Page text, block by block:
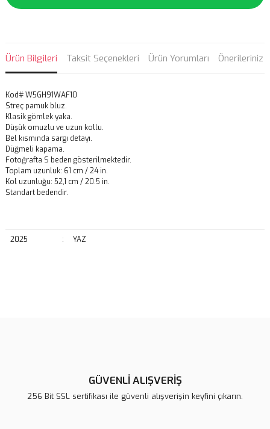
Ürün Bilgileri Taksit Seçenekleri Ürün Yorumları Önerileriniz
Kod# W5GH91WAF10
Streç pamuk bluz.
Klasik gömlek yaka.
Düşük omuzlu ve uzun kollu.
Bel kısmında sargı detayı.
Düğmeli kapama.
Fotoğrafta S beden gösterilmektedir.
Toplam uzunluk: 61 cm / 24 in.
Kol uzunluğu: 52,1 cm / 20.5 in.
Standart bedendir.
2025 : YAZ
Ürün açıklamasında eksik bilgiler bulunuyor.
GÜVENLİ ALIŞVERİŞ
256 Bit SSL sertifikası ile güvenli alışverişin keyfini çıkarın.